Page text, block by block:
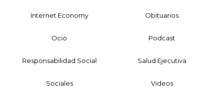
Internet Economy Obituarios
Ocio Podcast
Responsabilidad Social Salud Ejecutiva
Sociales Videos